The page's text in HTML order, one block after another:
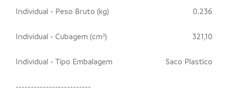
Individual - Peso Bruto (kg) 0.236
Individual - Cubagem (cm³) 321,10
Individual - Tipo Embalagem Saco Plastico
-------------------------